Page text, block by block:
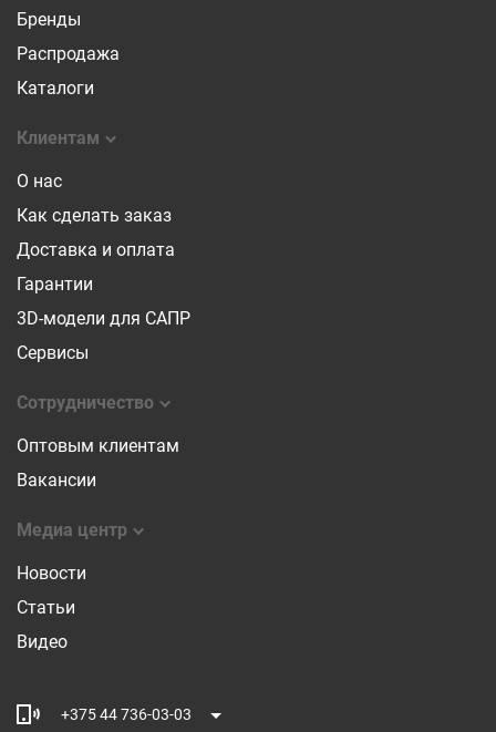
Бренды
Распродажа
Каталоги
Клиентам
О нас
Как сделать заказ
Доставка и оплата
Гарантии
3D-модели для САПР
Сервисы
Сотрудничество
Оптовым клиентам
Вакансии
Медиа центр
Новости
Статьи
Видео
+375 44 736-03-03